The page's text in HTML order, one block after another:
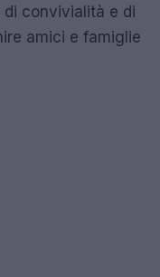
convivialità e di
amici e famiglie